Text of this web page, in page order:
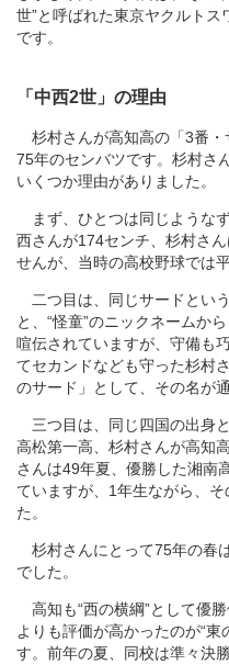
世”と呼ばれた東京ヤクルト
です。
「中西2世」の理由
杉村さんが高知高の「3番・
75年のセンバツです。杉村さ
いくつか理由がありました。
まず、ひとつは同じような
西さんが174センチ、杉村さ
せんが、当時の高校野球では
二つ目は、同じサードとい
と、“怪童”のニックネームか
喧伝されていますが、守備も
てセカンドなども守った杉村
のサード」として、その名が
三つ目は、同じ四国の出身
高松第一高、杉村さんが高知
さんは49年夏、優勝した湘南
ていますが、1年生ながら、
た。
杉村さんにとって75年の春
でした。
高知も“西の横綱”として優
よりも評価が高かったのが“
す。前年の夏、同校は準々決